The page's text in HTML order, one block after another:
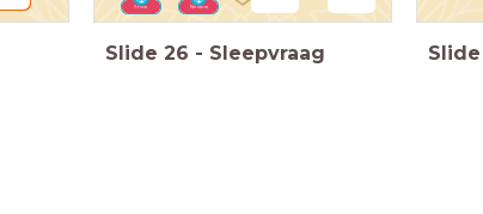
Shiva Nirvana
Slide 26 - Sleepvraag Slide